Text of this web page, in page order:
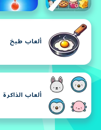
ألعاب طبخ
ألعاب الذاكرة